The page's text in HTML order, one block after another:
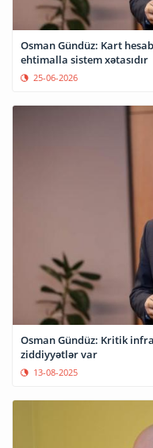
Osman Gündüz: Kart
ehtimalla sistem xətasıdır
25-06-2026
Osman Gündüz: Kritik
ziddiyyətlər var
13-08-2025